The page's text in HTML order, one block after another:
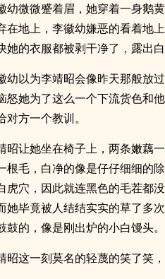
幼微微蹙着眉，她穿着一身鹅
在地上，李徽幼嫌恶的看着地
她的衣服都被剥干净了，露出
幼以为李靖昭会像昨天那般放
怒她为了这么一个下流货色和
对方一个教训。
昭让她坐在椅子上，两条嫩藕
根毛，白净的像是仔仔细细的
虎穴，因此就连黑色的毛茬都
她毕竟被人结结实实的草了多
鼓的，像是刚出炉的小白馒头。
昭这一刻莫名的轻蔑的笑了笑